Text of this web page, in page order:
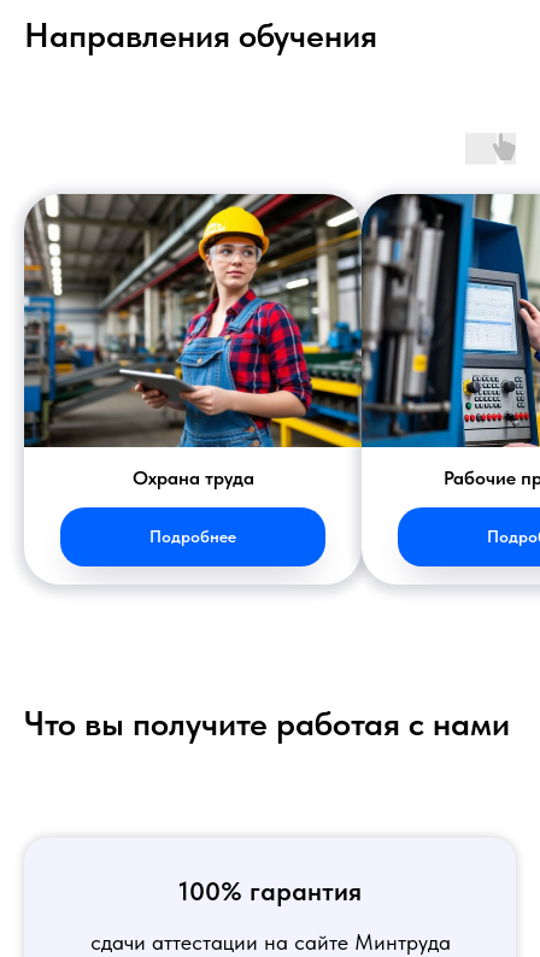
Направления обучения
Охрана труда
Подробнее
Рабочие
Что вы получите работая с нами
100% гарантия
сдачи аттестации на сайте Минтруда